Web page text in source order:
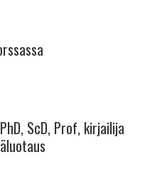
ScD, Prof, kirjailija